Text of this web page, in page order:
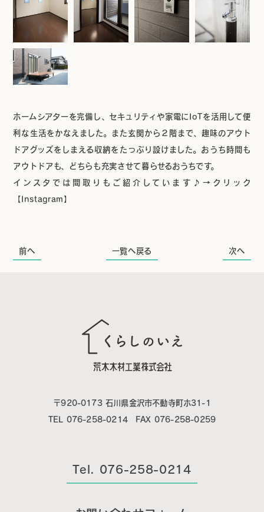
ホームシアターを完備し、セキュリティや家電にIoTを活用して便
利な生活をかなえました。また玄関から２階まで、趣味のアウト
ドアグッズをしまえる収納をたっぷり設けました。おうち時間も
アウトドアも、どちらも充実させて暮らせるおうちです。
インスタでは間取りもご紹介しています♪→クリック
【Instagram】
前へ 一覧へ戻る 次へ
〒920-0173 石川県金沢市不動寺町ホ31-1
TEL 076-258-0214 FAX 076-258-0259
Tel. 076-258-0214